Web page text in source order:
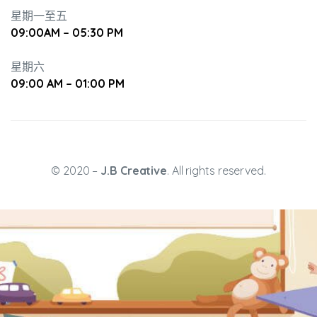
星期一至五
09:00AM – 05:30 PM
星期六
09:00 AM – 01:00 PM
© 2020 – J.B Creative. All rights reserved.
養幼兒